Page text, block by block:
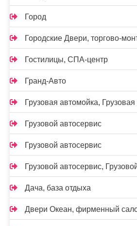
Город
Городские Двери, торгово-
Гостилицы, СПА-центр
Гранд-Авто
Грузовая автомойка,
Грузовой автосервис
Грузовой автосервис
Грузовой автосервис,
Дача, база отдыха
Двери Океан, фирменный